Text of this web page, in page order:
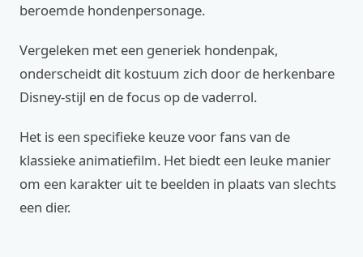
beroemde hondenpersonage.
Vergeleken met een generiek hondenpak,
onderscheidt dit kostuum zich door de herkenbare
Disney-stijl en de focus op de vaderrol.
Het is een specifieke keuze voor fans van de
klassieke animatiefilm. Het biedt een leuke manier
om een karakter uit te beelden in plaats van slechts
een dier.